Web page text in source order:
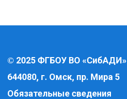
© 2025 ФГБОУ ВО «СибАДИ»
644080, г. Омск, пр. Мира 5
Обязательные сведения